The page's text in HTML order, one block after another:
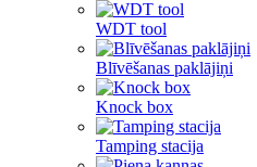
WDT tool
Blīvēšanas paklājiņi
Knock box
Tamping stacija